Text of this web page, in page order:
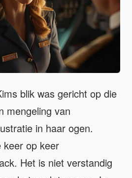
blik was gericht op die
mengeling van
in haar ogen.
keer op keer
Het is niet verstandig